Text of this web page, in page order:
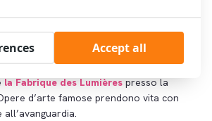
check-out tardivo gratuito alla prima ora
la Fabrique des Lumièrespresso la
d’arte famose prendono vita con
Accept all